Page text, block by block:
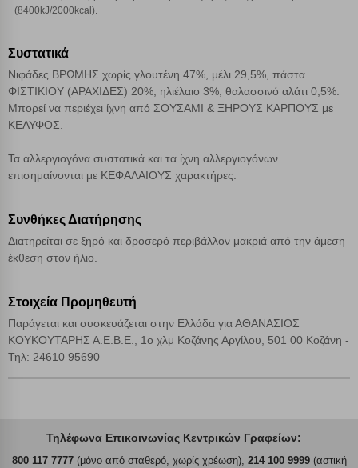
(8400kJ/2000kcal).
Συστατικά
Νιφάδες ΒΡΩΜΗΣ χωρίς γλουτένη 47%, μέλι 29,5%, πάστα
ΦΙΣΤΙΚΙΟΥ (ΑΡΑΧΙΔΕΣ) 20%, ηλιέλαιο 3%, θαλασσινό αλάτι 0,5%.
Μπορεί να περιέχει ίχνη από ΣΟΥΣΑΜΙ & ΞΗΡΟΥΣ ΚΑΡΠΟΥΣ με
ΚΕΛΥΦΟΣ.
Τα αλλεργιογόνα συστατικά και τα ίχνη αλλεργιογόνων
επισημαίνονται με ΚΕΦΑΛΑΙΟΥΣ χαρακτήρες.
Συνθήκες Διατήρησης
Διατηρείται σε ξηρό και δροσερό περιβάλλον μακριά από την άμεση
έκθεση στον ήλιο.
Στοιχεία Προμηθευτή
Παράγεται και συσκευάζεται στην Ελλάδα για ΑΘΑΝΑΣΙΟΣ
ΚΟΥΚΟΥΤΑΡΗΣ Α.Ε.Β.Ε., 1ο χλμ Κοζάνης Αργίλου, 501 00 Κοζάνη -
Τηλ: 24610 95690
Τηλέφωνα Επικοινωνίας Κεντρικών Γραφείων:
800 117 7777(μόνο από σταθερό, χωρίς χρέωση), 214 100 9999(αστική
Αποδοχή όλων